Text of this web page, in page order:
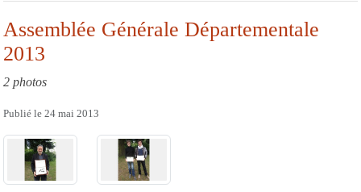
Assemblée Générale Départementale
2013
2 photos
Publié le 24 mai 2013